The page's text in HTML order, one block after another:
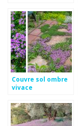
Couvre sol ombre
vivace